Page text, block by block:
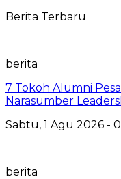
Berita Terbaru
berita
7 Tokoh Alumni
Narasumber
Sabtu, 1 Agu 2026 -
berita